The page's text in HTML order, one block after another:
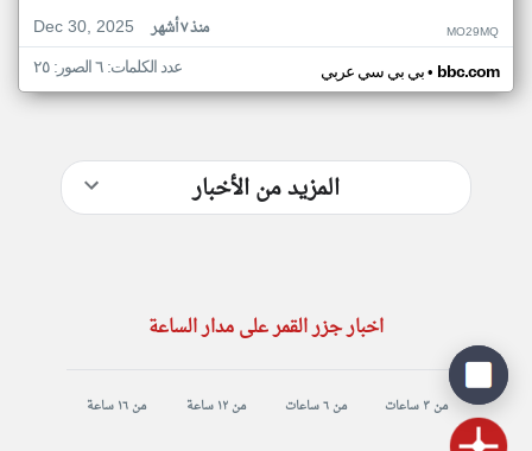
Dec 30, 2025
منذ ٧ أشهر MO29MQ
بي بي سي عربي• bbc.com عدد الكلمات: ٦ الصور: ٢٥
المزيد من الأخبار
اخبار جزر القمر على مدار الساعة
من ٣ ساعات من ٦ ساعات من ١٢ ساعة من ١٦ ساعة